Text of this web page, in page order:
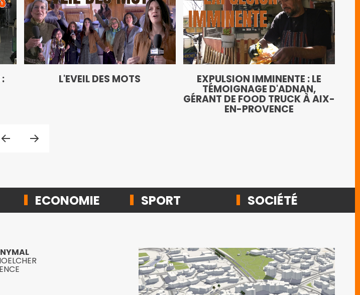
L'EVEIL DES MOTS EXPULSION IMMINENTE : LE
TÉMOIGNAGE D'ADNAN,
GÉRANT DE FOOD TRUCK À AIX-
EN-PROVENCE
ECONOMIE SPORT SOCIÉTÉ